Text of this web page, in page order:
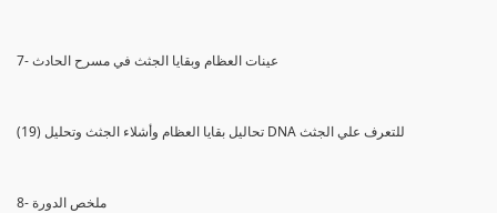
7- عينات العظام وبقايا الجثث في مسرح الحادث
(19) تحاليل بقايا العظام وأشلاء الجثث وتحليل DNA للتعرف علي الجثث
8- ملخص الدورة